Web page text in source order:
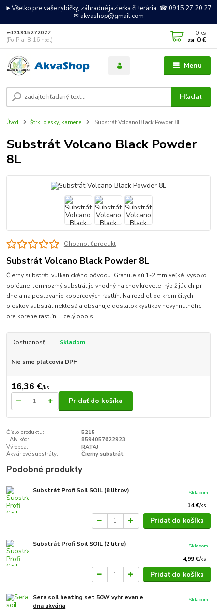
►Všetko pre vaše rybičky, záhradné jazierka či terária. ☎ 0915 27 20 27
✉ akvashop@gmail.com
Menu
Hľadať
+421915272027
(Po-Pia, 8-16 hod.)
0 ks
za 0 €
Úvod Štrk, piesky, kamene Substrát Volcano Black Powder 8L
Substrát Volcano Black Powder
8L
Ohodnotiť produkt
Substrát Volcano Black Powder 8L
Čierny substrát, vulkanického pôvodu. Granule sú 1-2 mm veľké, vysoko
porézne. Jemnozrný substrát je vhodný na chov krevete, rýb žijúcich pri
dne a na pestovanie kobercových rastlín. Na rozdiel od kremičitých
pieskov substrát neklesá a obsahuje dostatok kyslíkov nevyhnutného
pre korene rastlín ... celý popis
Dostupnosť Skladom
Nie sme platcovia DPH
16,36 €/ks
Pridať do košíka
Číslo produktu:
5215
EAN kód:
8594057622923
Výrobca:
RATAJ
Akváriové substráty:
Čierny substrát
Podobné produkty
Substrát Profi Soil SOIL (8 litrov)
14 €/ks
Skladom
Pridať do košíka
Substrát Profi Soil SOIL (2 litre)
4,99 €/ks
Skladom
Pridať do košíka
Sera soil heating set 50W vyhrievanie
dna akvária
Skladom